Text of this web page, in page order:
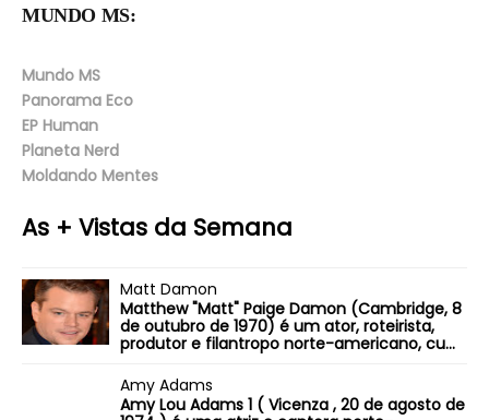
MUNDO MS:
Mundo MS
Panorama Eco
EP Human
Planeta Nerd
Moldando Mentes
As + Vistas da Semana
Matt Damon
Matthew "Matt" Paige Damon (Cambridge, 8
de outubro de 1970) é um ator, roteirista,
produtor e filantropo norte-americano, cu...
Amy Adams
Amy Lou Adams 1 ( Vicenza , 20 de agosto de